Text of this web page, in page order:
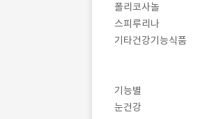
폴리코사놀
스피루리나
기타건강기능식품
기능별
눈건강